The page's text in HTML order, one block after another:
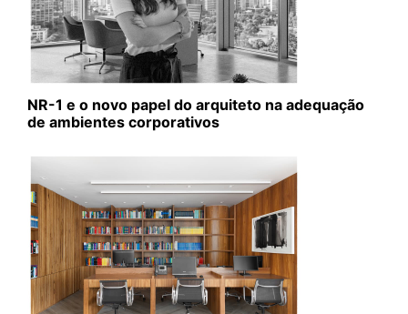
NR-1 e o novo papel do arquiteto na adequação
de ambientes corporativos